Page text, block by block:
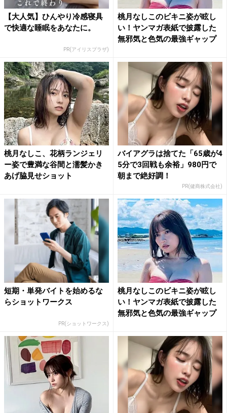
【大人気】ひんやり冷感寝具
で快適な睡眠をあなたに。
PR(アイリスプラザ)
桃月なしこのビキニ姿が眩し
い！ヤンマガ表紙で披露した
無邪気と色気の最強ギャップ
桃月なしこ、花柄ランジェリ
ー姿で豊満な谷間と濡髪かき
あげ脇見せショット
バイアグラは捨てた「65歳が4
5分で3回戦も余裕」980円で
朝まで絶好調！
PR(健商株式会社)
短期・単発バイトを始めるな
らショットワークス
PR(ショットワークス)
桃月なしこのビキニ姿が眩し
い！ヤンマガ表紙で披露した
無邪気と色気の最強ギャップ